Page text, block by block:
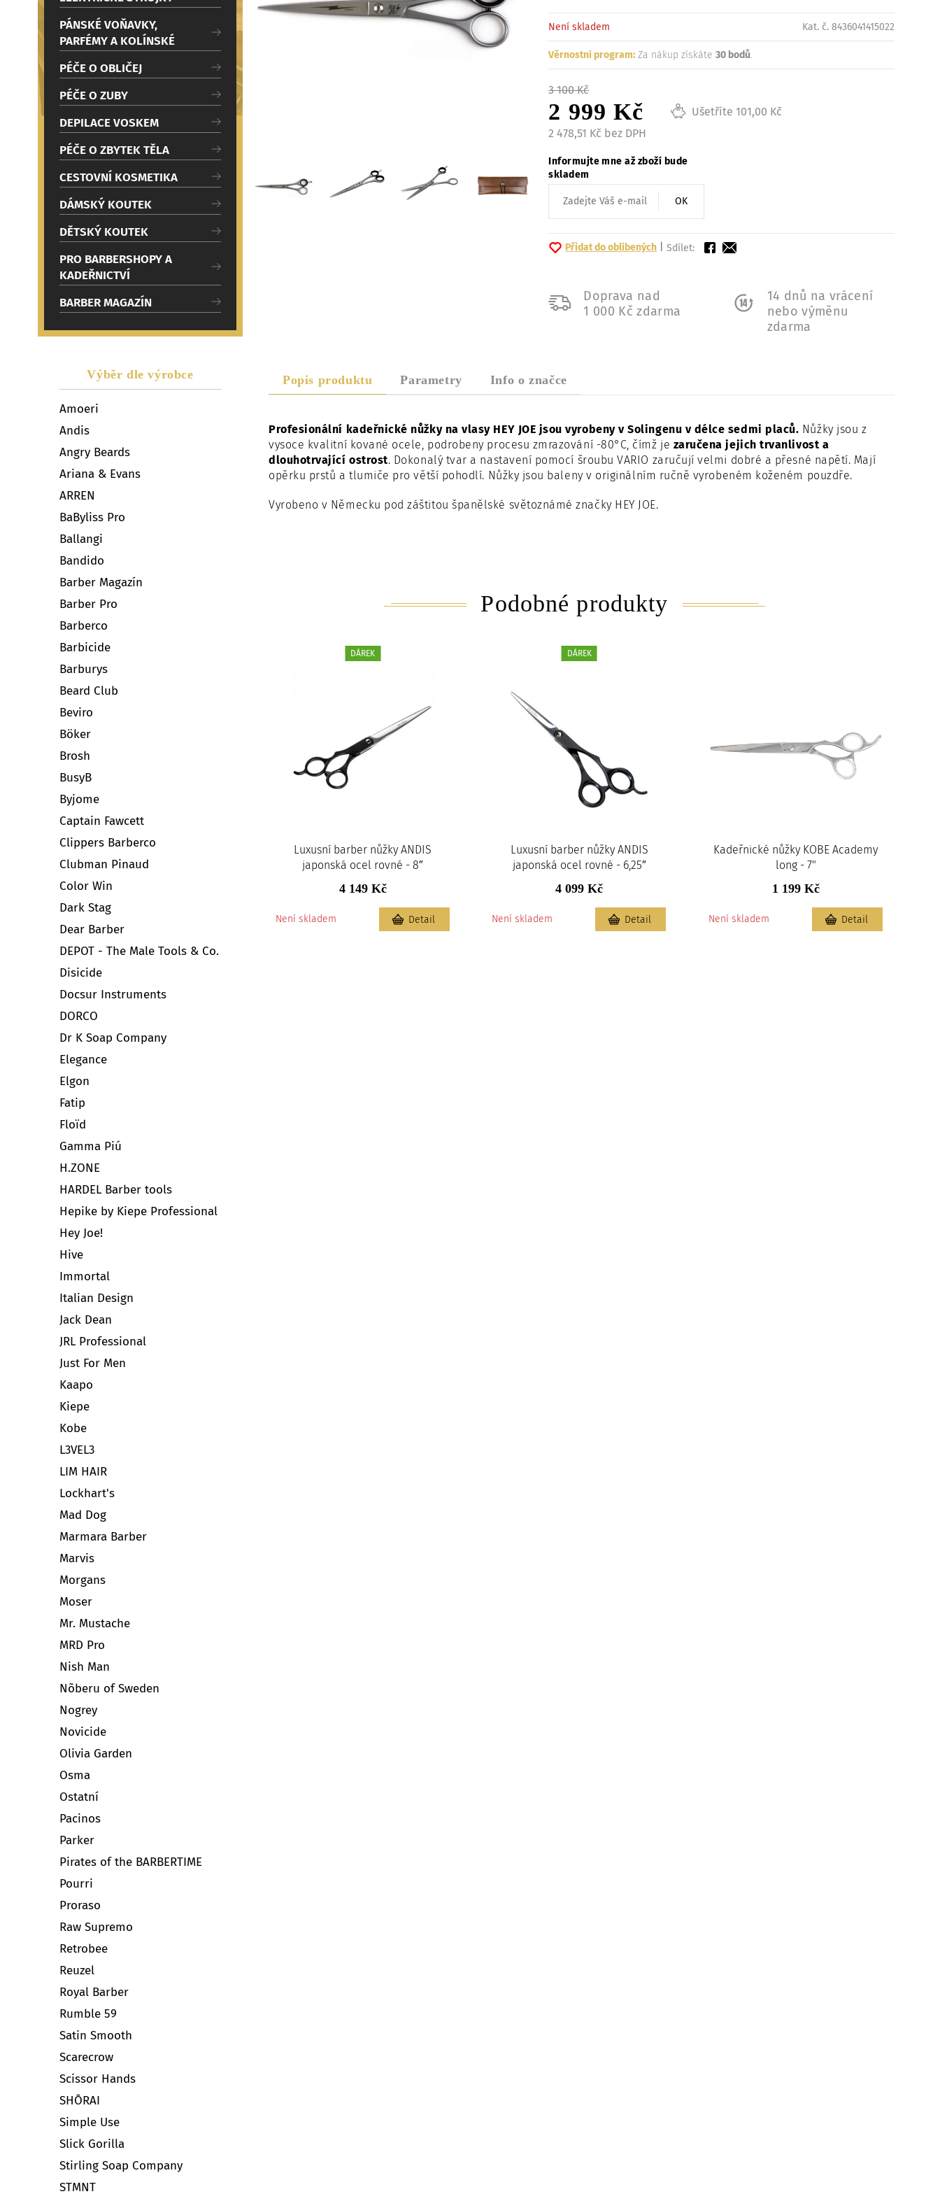
PÁNSKÉ VOŇAVKY,
PARFÉMY A KOLÍNSKÉ
PÉČE O OBLIČEJ
PÉČE O ZUBY
DEPILACE VOSKEM
PÉČE O ZBYTEK TĚLA
CESTOVNÍ KOSMETIKA
DÁMSKÝ KOUTEK
DĚTSKÝ KOUTEK
PRO BARBERSHOPY A
KADEŘNICTVÍ
BARBER MAGAZÍN
Výběr dle výrobce
Amoeri
Andis
Angry Beards
Ariana & Evans
ARREN
BaByliss Pro
Ballangi
Bandido
Barber Magazín
Barber Pro
Barberco
Barbicide
Barburys
Beard Club
Beviro
Böker
Brosh
BusyB
Byjome
Captain Fawcett
Clippers Barberco
Clubman Pinaud
Color Win
Dark Stag
Dear Barber
DEPOT - The Male Tools & Co.
Disicide
Docsur Instruments
DORCO
Dr K Soap Company
Elegance
Elgon
Fatip
Floïd
Gamma Piú
H.ZONE
HARDEL Barber tools
Hepike by Kiepe Professional
Hey Joe!
Hive
Immortal
Italian Design
Jack Dean
JRL Professional
Just For Men
Kaapo
Kiepe
Kobe
L3VEL3
LIM HAIR
Lockhart's
Mad Dog
Marmara Barber
Marvis
Morgans
Moser
Mr. Mustache
MRD Pro
Nish Man
Nõberu of Sweden
Nogrey
Novicide
Olivia Garden
Osma
Ostatní
Pacinos
Parker
Pirates of the BARBERTIME
Pourri
Proraso
Raw Supremo
Retrobee
Reuzel
Royal Barber
Rumble 59
Satin Smooth
Scarecrow
Scissor Hands
SHŌRAI
Simple Use
Slick Gorilla
Stirling Soap Company
STMNT
Načítám
Není skladem Kat. č. 8436041415022
Věrnostní program: Za nákup získáte30 bodů.
3 100 Kč
2 999 Kč
2 478,51 Kč bez DPH
Ušetříte 101,00 Kč
Informujte mne až zboží bude
skladem
OK
Přidat do oblíbených |Sdílet:
Doprava nad
1 000 Kč zdarma
14 dnů na vrácení
nebo výměnu
zdarma
Popis produktu Parametry Info o značce
Profesionální kadeřnické nůžky na vlasy HEY JOE jsou vyrobeny v Solingenu v délce sedmi placů. Nůžky jsou z
vysoce kvalitní kované ocele, podrobeny procesu zmrazování -80°C, čímž je zaručena jejich trvanlivost a
dlouhotrvající ostrost. Dokonalý tvar a nastavení pomocí šroubu VARIO zaručují velmi dobré a přesné napětí. Mají
opěrku prstů a tlumiče pro větší pohodlí. Nůžky jsou baleny v originálním ručně vyrobeném koženém pouzdře.
Vyrobeno v Německu pod záštitou španělské světoznámé značky HEY JOE.
Podobné produkty
Luxusní barber nůžky ANDIS
japonská ocel rovné - 8″
DÁREK
4 149 Kč
Není skladem Detail
Luxusní barber nůžky ANDIS
japonská ocel rovné - 6,25″
DÁREK
4 099 Kč
Není skladem Detail
Kadeřnické nůžky KOBE Academy
long - 7"
1 199 Kč
Není skladem Detail